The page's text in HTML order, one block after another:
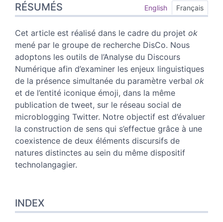
Index
Plan
Texte
Bibliographie
Notes
Illustrations
Citer cet article
Auteur
RÉSUMÉS English Français
Cet article est réalisé dans le cadre du projet ok
mené par le groupe de recherche DisCo. Nous
adoptons les outils de l’Analyse du Discours
Numérique afin d’examiner les enjeux linguistiques
de la présence simultanée du paramètre verbal ok
et de l’entité iconique émoji, dans la même
publication de tweet, sur le réseau social de
microblogging Twitter. Notre objectif est d’évaluer
la construction de sens qui s’effectue grâce à une
coexistence de deux éléments discursifs de
natures distinctes au sein du même dispositif
technolangagier.
INDEX